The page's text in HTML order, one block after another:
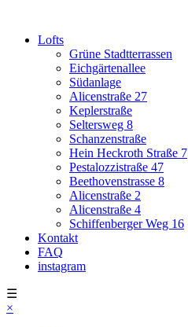
Lofts
Grüne Stadtterrassen
Eichgärtenallee
Südanlage
Alicenstraße 27
Keplerstraße
Seltersweg 8
Schanzenstraße
Hein Heckroth Straße 7
Pestalozzistraße 47
Beethovenstrasse 8
Alicenstraße 2
Alicenstraße 4
Schiffenberger Weg 16
Kontakt
FAQ
instagram
☰
×